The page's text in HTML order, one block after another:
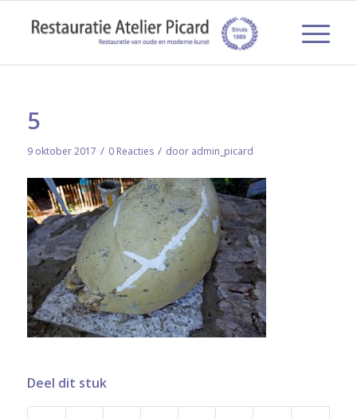
5
9 oktober 2017 / 0 Reacties / door admin_picard
Deel dit stuk